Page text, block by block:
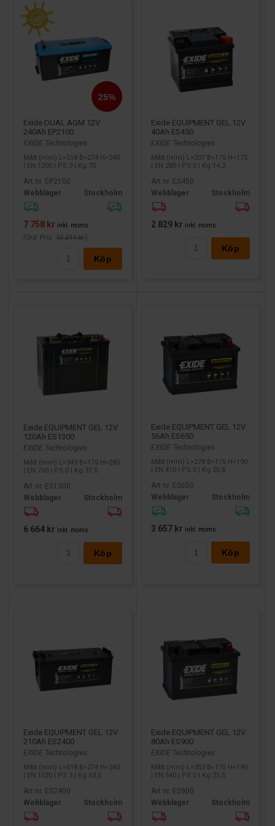
Exide DUAL AGM 12V
240Ah EP2100
EXIDE Technologies
Mått (mm) L=518 B=274 H=240
| EN:1200 | PS:3 | Kg:70
Art nr. EP2100
Webblager
Stockholm
7 758 kr inkl. moms
(Ord. Pris: 10 344 kr)
Köp
Exide EQUIPMENT GEL 12V
40Ah ES450
EXIDE Technologies
Mått (mm) L=207 B=175 H=175
| EN:280 | PS:0 | Kg:14,2
Art nr. ES450
Webblager
Stockholm
2 829 kr inkl. moms
Köp
Exide EQUIPMENT GEL 12V
120Ah ES1300
EXIDE Technologies
Mått (mm) L=349 B=175 H=285
| EN:750 | PS:0 | Kg:37,5
Art nr. ES1300
Webblager
Stockholm
6 664 kr inkl. moms
Köp
Exide EQUIPMENT GEL 12V
56Ah ES650
EXIDE Technologies
Mått (mm) L=278 B=175 H=190
| EN:410 | PS:0 | Kg:20,8
Art nr. ES650
Webblager
Stockholm
3 657 kr inkl. moms
Köp
Exide EQUIPMENT GEL 12V
210Ah ES2400
EXIDE Technologies
Mått (mm) L=518 B=274 H=240
| EN:1030 | PS:3 | Kg:63,5
Art nr. ES2400
Webblager
Stockholm
Exide EQUIPMENT GEL 12V
80Ah ES900
EXIDE Technologies
Mått (mm) L=353 B=175 H=190
| EN:540 | PS:0 | Kg:25,5
Art nr. ES900
Webblager
Stockholm